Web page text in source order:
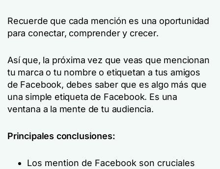
Recuerde que cada mención es una oportunidad
para conectar, comprender y crecer.
Así que, la próxima vez que veas que mencionan
tu marca o tu nombre o etiquetan a tus amigos
de Facebook, debes saber que es algo más que
una simple etiqueta de Facebook. Es una
ventana a la mente de tu audiencia.
Principales conclusiones:
Los mention de Facebook son cruciales